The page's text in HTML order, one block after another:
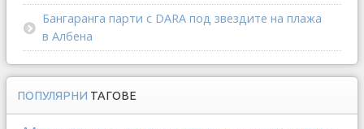
Бангаранга парти с DARA под звездите на плажа
в Албена
ПОПУЛЯРНИ ТАГОВЕ